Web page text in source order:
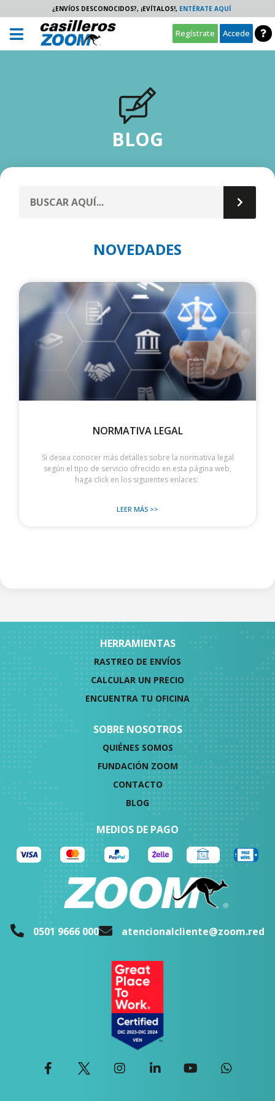
¿ENVÍOS DESCONOCIDOS?, ¡EVÍTALOS!, ENTÉRATE AQUÍ
Regístrate Accede
BLOG
NOVEDADES
NORMATIVA LEGAL
Si desea conocer más detalles sobre la normativa legal
según el tipo de servicio ofrecido en esta página web,
haga click en los siguientes enlaces:
LEER MÁS >>
HERRAMIENTAS
RASTREO DE ENVÍOS
CALCULAR UN PRECIO
ENCUENTRA TU OFICINA
SOBRE NOSOTROS
QUIÉNES SOMOS
FUNDACIÓN ZOOM
CONTACTO
BLOG
MEDIOS DE PAGO
0501 9666 000 atencionalcliente@zoom.red